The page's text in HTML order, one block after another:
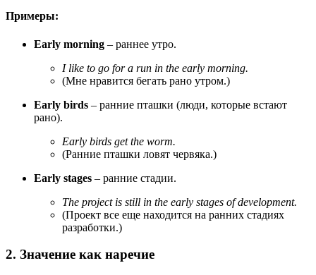
Примеры:
Early morning – раннее утро.
I like to go for a run in the early morning.
(Мне нравится бегать рано утром.)
Early birds – ранние пташки (люди, которые встают
рано).
Early birds get the worm.
(Ранние пташки ловят червяка.)
Early stages – ранние стадии.
The project is still in the early stages of development.
(Проект все еще находится на ранних стадиях
разработки.)
2. Значение как наречие